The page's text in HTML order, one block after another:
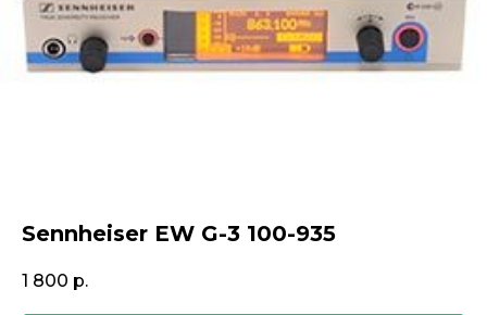
Sennheiser EW G-3 100-935
1 800 р.